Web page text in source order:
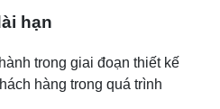
hạn
trong giai đoạn thiết kế
hàng trong quá trình